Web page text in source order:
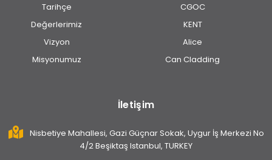
Tarihçe
Değerlerimiz
Vizyon
Misyonumuz
CGOC
KENT
Alice
Can Cladding
İletişim
Nisbetiye Mahallesi, Gazi Güçnar Sokak, Uygur İş Merkezi No
4/2 Beşiktaş Istanbul, TURKEY